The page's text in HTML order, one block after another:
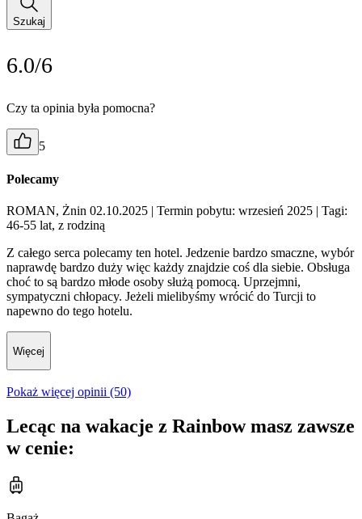
Szukaj
6.0/6
Czy ta opinia była pomocna?
5
Polecamy
ROMAN, Żnin 02.10.2025 | Termin pobytu: wrzesień 2025 | Tagi:
46-55 lat, z rodziną
Z całego serca polecamy ten hotel. Jedzenie bardzo smaczne, wybór
naprawdę bardzo duży więc każdy znajdzie coś dla siebie. Obsługa
choć to są bardzo młode osoby służą pomocą. Uprzejmni,
sympatyczni chłopacy. Jeżeli mielibyśmy wrócić do Turcji to
napewno do tego hotelu.
Więcej
Pokaż więcej opinii (50)
Lecąc na wakacje z Rainbow masz zawsze
w cenie: